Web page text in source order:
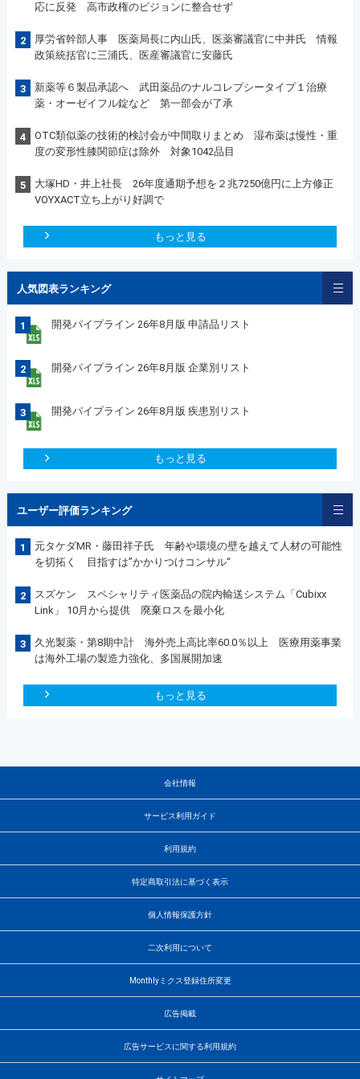
応に反発 高市政権のビジョンに整合せず
2
厚労省幹部人事 医薬局長に内山氏、医薬審議官に中井氏 情報
政策統括官に三浦氏、医産審議官に安藤氏
3
新薬等６製品承認へ 武田薬品のナルコレプシータイプ１治療
薬・オーゼイフル錠など 第一部会が了承
4
OTC類似薬の技術的検討会が中間取りまとめ 湿布薬は慢性・重
度の変形性膝関節症は除外 対象1042品目
5
大塚HD・井上社長 26年度通期予想を２兆7250億円に上方修正
VOYXACT立ち上がり好調で
もっと見る
人気図表ランキング
1 開発パイプライン 26年8月版 申請品リスト
2 開発パイプライン 26年8月版 企業別リスト
3 開発パイプライン 26年8月版 疾患別リスト
もっと見る
ユーザー評価ランキング
1
元タケダMR・藤田祥子氏 年齢や環境の壁を越えて人材の可能性
を切拓く 目指すは”かかりつけコンサル“
2
スズケン スペシャリティ医薬品の院内輸送システム「Cubixx
Link」 10月から提供 廃棄ロスを最小化
3
久光製薬・第8期中計 海外売上高比率60.0％以上 医療用薬事業
は海外工場の製造力強化、多国展開加速
もっと見る
会社情報
サービス利用ガイド
利用規約
特定商取引法に基づく表示
個人情報保護方針
二次利用について
Monthlyミクス登録住所変更
広告掲載
広告サービスに関する利用規約